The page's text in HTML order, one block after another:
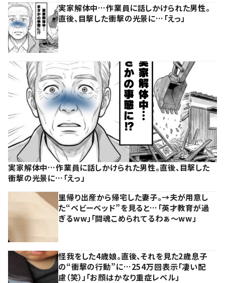
実家解体中…作業員に話しかけられた男性。
直後、目撃した衝撃の光景に…「えっ」
実家解体中…作業員に話しかけられた男性。直後、目撃した
衝撃の光景に…「えっ」
里帰り出産から帰宅した妻子。→夫が用意し
た“ベビーベッド”を見ると…「英才教育が過
ぎるww」「闘魂こめられてるわぁ～ww」
怪我をした4歳娘。直後、それを見た2歳息子
の“衝撃の行動”に…254万回表示「凄い配
慮（笑）」「お顔はかなり重症レベル」